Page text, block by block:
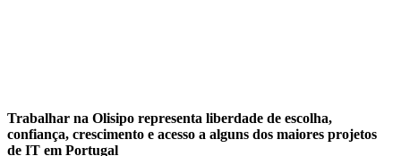
Trabalhar na Olisipo representa liberdade de escolha,
confiança, crescimento e acesso a alguns dos maiores projetos
de IT em Portugal